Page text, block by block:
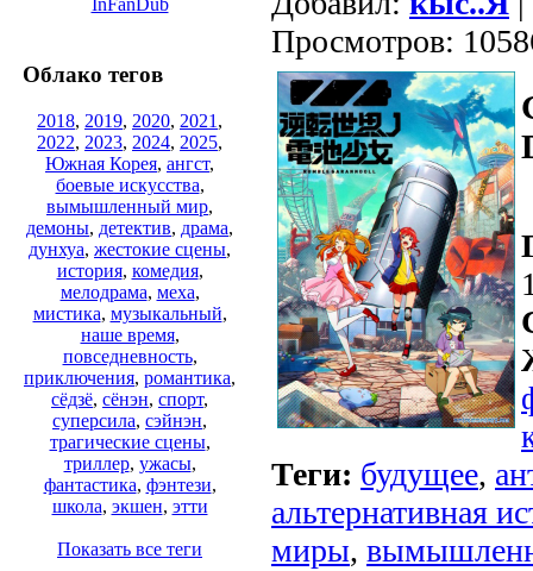
Облако тегов
2018, 2019, 2020, 2021 ,
2022, 2023, 2024, 2025,
Южная Корея, ангст,
боевые искусства,
вымышленный мир,
демоны, детектив, драма,
дунхуа, жестокие сцены,
история, комедия,
мелодрама, меха,
мистика, музыкальный,
наше время,
повседневность,
приключения, романтика,
сёдзё, сёнэн, спорт,
суперсила, сэйнэн,
трагические сцены,
триллер, ужасы,
фантастика, фэнтези,
школа, экшен, этти
Показать все теги
Просмотров:
Теги: будущее,
альтернативная
миры,